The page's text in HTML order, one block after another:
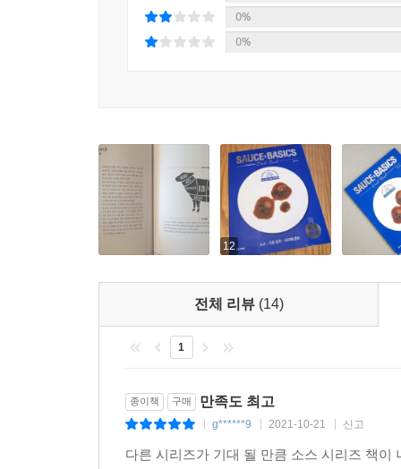
0%
0%
12
전체 리뷰 (14)
1
종이책 구매 만족도 최고
g******9 2021-10-21 신고
다른 시리즈가 기대 될 만큼 소스 시리즈 책